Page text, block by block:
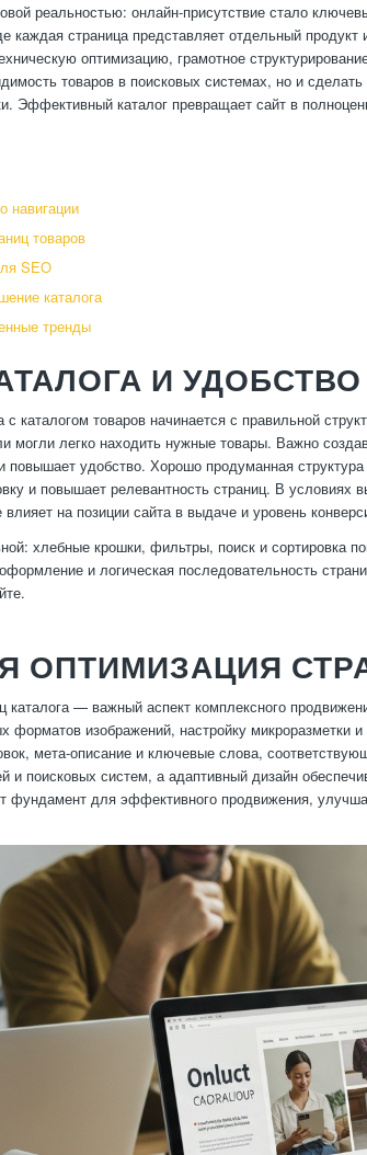
реальностью: онлайн-присутствие стало
каждая страница представляет отдельный
оптимизацию, грамотное
товаров в поисковых системах, но и
Эффективный каталог превращает сайт в
навигации
товаров
SEO
каталога
тренды
И
каталогом товаров начинается с правильной
могли легко находить нужные товары. Важно
повышает удобство. Хорошо продуманная
и повышает релевантность страниц. В условиях
на позиции сайта в выдаче и уровень
хлебные крошки, фильтры, поиск и сортировка
и логическая последовательность
ОПТИМИЗАЦИЯ
каталога — важный аспект комплексного
форматов изображений, настройку микроразметки
мета-описание и ключевые слова,
поисковых систем, а адаптивный дизайн
фундамент для эффективного продвижения,